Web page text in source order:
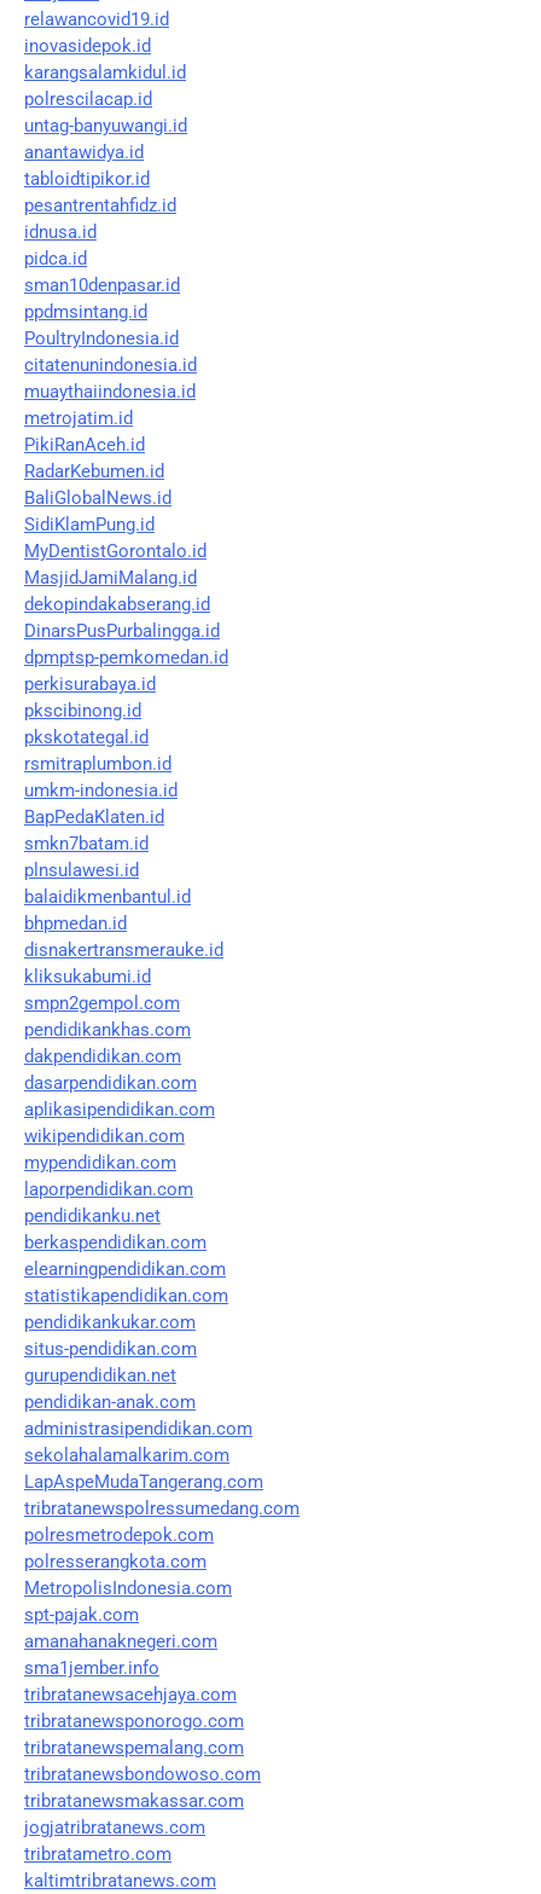
relawancovid19.id
inovasidepok.id
karangsalamkidul.id
polrescilacap.id
untag-banyuwangi.id
anantawidya.id
tabloidtipikor.id
pesantrentahfidz.id
idnusa.id
pidca.id
sman10denpasar.id
ppdmsintang.id
PoultryIndonesia.id
citatenunindonesia.id
muaythaiindonesia.id
metrojatim.id
PikiRanAceh.id
RadarKebumen.id
BaliGlobalNews.id
SidiKlamPung.id
MyDentistGorontalo.id
MasjidJamiMalang.id
dekopindakabserang.id
DinarsPusPurbalingga.id
dpmptsp-pemkomedan.id
perkisurabaya.id
pkscibinong.id
pkskotategal.id
rsmitraplumbon.id
umkm-indonesia.id
BapPedaKlaten.id
smkn7batam.id
plnsulawesi.id
balaidikmenbantul.id
bhpmedan.id
disnakertransmerauke.id
kliksukabumi.id
smpn2gempol.com
pendidikankhas.com
dakpendidikan.com
dasarpendidikan.com
aplikasipendidikan.com
wikipendidikan.com
mypendidikan.com
laporpendidikan.com
pendidikanku.net
berkaspendidikan.com
elearningpendidikan.com
statistikapendidikan.com
pendidikankukar.com
situs-pendidikan.com
gurupendidikan.net
pendidikan-anak.com
administrasipendidikan.com
sekolahalamalkarim.com
LapAspeMudaTangerang.com
tribratanewspolressumedang.com
polresmetrodepok.com
polresserangkota.com
MetropolisIndonesia.com
spt-pajak.com
amanahanaknegeri.com
sma1jember.info
tribratanewsacehjaya.com
tribratanewsponorogo.com
tribratanewspemalang.com
tribratanewsbondowoso.com
tribratanewsmakassar.com
jogjatribratanews.com
tribratametro.com
kaltimtribratanews.com